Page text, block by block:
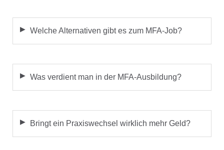
Welche Alternativen gibt es zum MFA-Job?
Was verdient man in der MFA-Ausbildung?
Bringt ein Praxiswechsel wirklich mehr Geld?